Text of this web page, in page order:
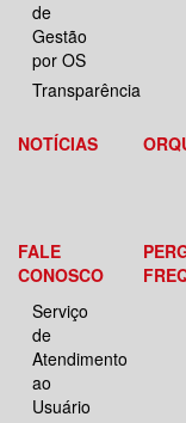
de
Gestão
por OS
Transparência
NOTÍCIAS
FALE
CONOSCO
Serviço
de
Atendimento
ao
Usuário